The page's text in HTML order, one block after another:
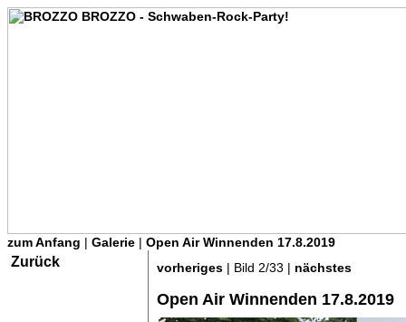
zum Anfang | Galerie | Open Air Winnenden 17.8.2019
Zurück vorheriges | Bild 2/33 | nächstes
Open Air Winnenden 17.8.2019